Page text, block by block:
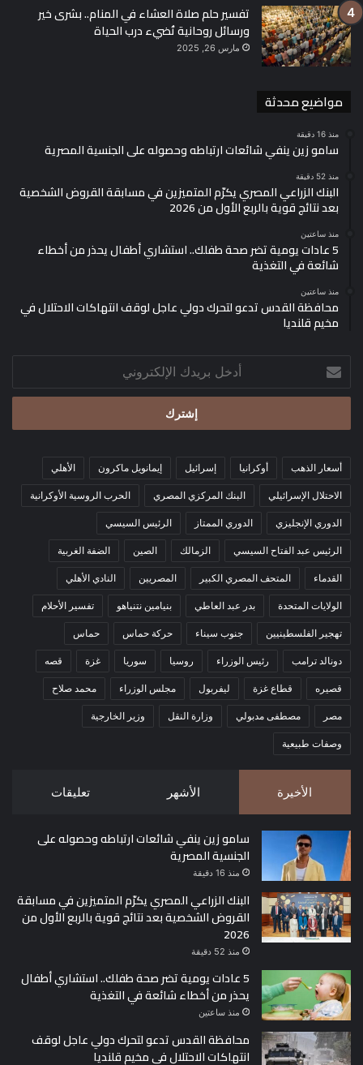
تفسير حلم صلاة العشاء في المنام.. بشرى خير
ورسائل روحانية تُضيء درب الحياة
مارس 26, 2025
مواضيع محدثة
منذ 16 دقيقة
سامو زين ينفي شائعات ارتباطه وحصوله على الجنسية المصرية
منذ 52 دقيقة
البنك الزراعي المصري يكرّم المتميزين في مسابقة القروض الشخصية
بعد نتائج قوية بالربع الأول من 2026
منذ ساعتين
5 عادات يومية تضر صحة طفلك.. استشاري أطفال يحذر من أخطاء
شائعة في التغذية
منذ ساعتين
محافظة القدس تدعو لتحرك دولي عاجل لوقف انتهاكات الاحتلال في
مخيم قلنديا
بريدك
الإلكتروني
أسعار الذهب أوكرانيا إسرائيل إيمانويل ماكرون الأهلي
الاحتلال الإسرائيلي البنك المركزي المصري الحرب الروسية الأوكرانية
الدوري الإنجليزي الدوري الممتاز الرئيس السيسي
الرئيس عبد الفتاح السيسي الزمالك الصين الضفة الغربية
القدماء المتحف المصري الكبير المصريين النادي الأهلي
الولايات المتحدة بدر عبد العاطي بنيامين نتنياهو تفسير الأحلام
تهجير الفلسطينيين جنوب سيناء حركة حماس حماس
دونالد ترامب رئيس الوزراء روسيا سوريا غزة قصه
قصيره قطاع غزة ليفربول مجلس الوزراء محمد صلاح
مصر مصطفى مدبولي وزارة النقل وزير الخارجية
وصفات طبيعية
الأخيرة الأشهر تعليقات
سامو زين ينفي شائعات ارتباطه وحصوله على
الجنسية المصرية
منذ 16 دقيقة
البنك الزراعي المصري يكرّم المتميزين في مسابقة
القروض الشخصية بعد نتائج قوية بالربع الأول من
2026
منذ 52 دقيقة
5 عادات يومية تضر صحة طفلك.. استشاري أطفال
يحذر من أخطاء شائعة في التغذية
منذ ساعتين
محافظة القدس تدعو لتحرك دولي عاجل لوقف
انتهاكات الاحتلال في مخيم قلنديا